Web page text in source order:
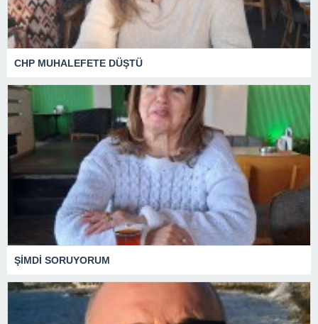
CHP MUHALEFETE DÜŞTÜ
ŞİMDİ SORUYORUM